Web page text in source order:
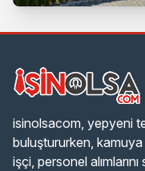
isinolsacom, yepyeni
buluştururken,
işçi, personel